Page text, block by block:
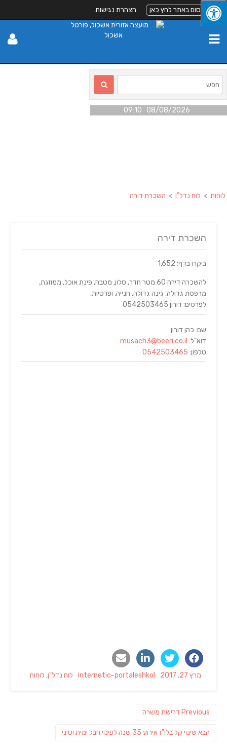
לפרסום באתר לחץ כאן הצהרת נגישות
08/08/2026 09:10
לוחות > לוח נדל"ן > השכרת דירה
השכרת דירה
ביקרו בדף: 1,652
להשכרה דירה 60 מטר חדר, סלון, מטבח, פינת אוכל, ממוזגת,
מרפסת גדולה, גינה גדולה, חנייה, ופרטיות.
לפרטים: דורון 0542503465
שם: כהן דורון
דוא"ל: musach3@beeri.co.il
טלפון: 0542503465
Posted
מרץ 27, 2017 Author
internetic-portaleshkol
Categories
לוח נדל"ן, לוחות
Previous
Previous
דרישת משרה
הבא פוסט
שינוי קל בלו"ז אירוע 35 שנה לפינוי חבל ימית וסיני